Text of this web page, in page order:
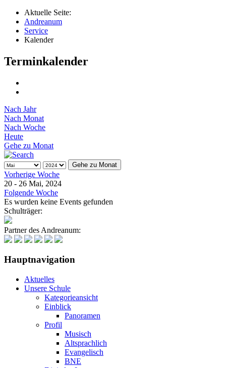
Aktuelle Seite:
Andreanum
Service
Kalender
Terminkalender
Nach Jahr
Nach Monat
Nach Woche
Heute
Gehe zu Monat
Gehe zu Monat
Vorherige Woche
20 - 26 Mai, 2024
Folgende Woche
Es wurden keine Events gefunden
Schulträger:
Partner des Andreanum:
Hauptnavigation
Aktuelles
Unsere Schule
Kategorieansicht
Einblick
Panoramen
Profil
Musisch
Altsprachlich
Evangelisch
BNE